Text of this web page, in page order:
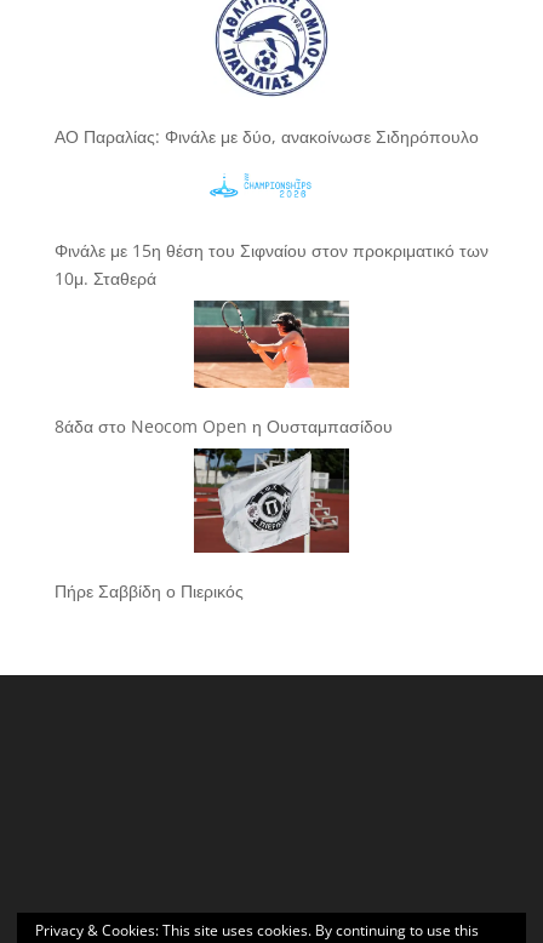
ΑΟ Παραλίας: Φινάλε με δύο, ανακοίνωσε Σιδηρόπουλο
Φινάλε με 15η θέση του Σιφναίου στον προκριματικό των
10μ. Σταθερά
8άδα στο Neocom Open η Ουσταμπασίδου
Πήρε Σαββίδη ο Πιερικός
Privacy & Cookies: This site uses cookies. By continuing to use this